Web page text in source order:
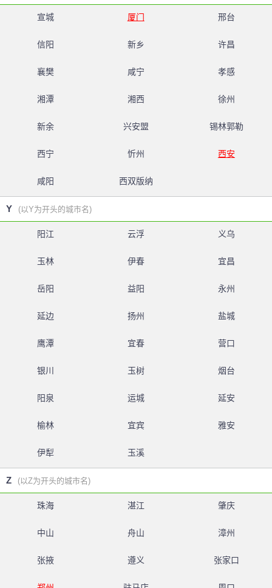
宣城 厦门 邢台
信阳 新乡 许昌
襄樊 咸宁 孝感
湘潭 湘西 徐州
新余 兴安盟 锡林郭勒
西宁 忻州 西安
咸阳 西双版纳
Y (以Y为开头的城市名)
阳江 云浮 义乌
玉林 伊春 宜昌
岳阳 益阳 永州
延边 扬州 盐城
鹰潭 宜春 营口
银川 玉树 烟台
阳泉 运城 延安
榆林 宜宾 雅安
伊犁 玉溪
Z (以Z为开头的城市名)
珠海 湛江 肇庆
中山 舟山 漳州
张掖 遵义 张家口